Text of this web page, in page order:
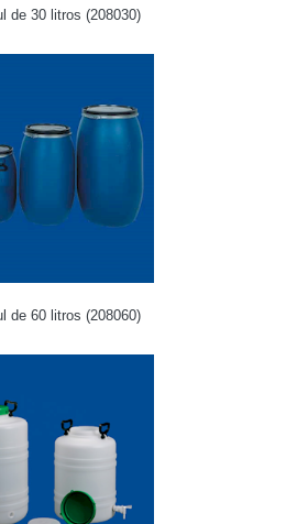
de 30 litros (208030)
de 60 litros (208060)